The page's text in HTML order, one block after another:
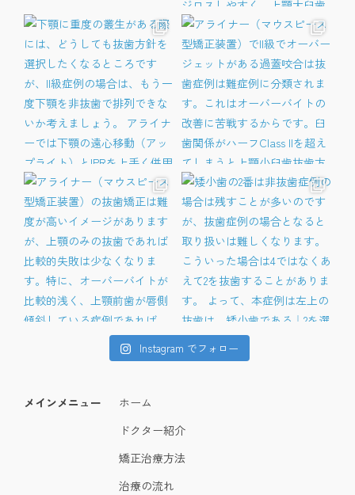
Instagram でフォロー
メインメニュー
ホーム
ドクター紹介
矯正治療方法
治療の流れ